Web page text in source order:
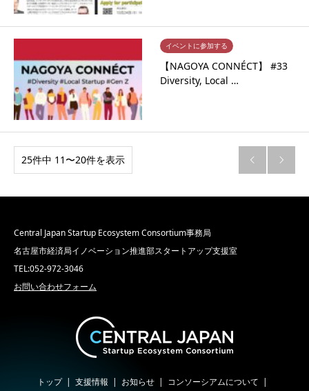
イベントに参加する
【NAGOYA CONNÉCT】 #33
Diversity, Local …
25件中 11〜20件を表示  
Central Japan Startup Ecosystem Consortium事務局
名古屋市経済局イノベーション推進部スタートアップ支援室
TEL:052-972-3046
お問い合わせフォーム
トップ 支援情報 お知らせ コンソーシアムについて